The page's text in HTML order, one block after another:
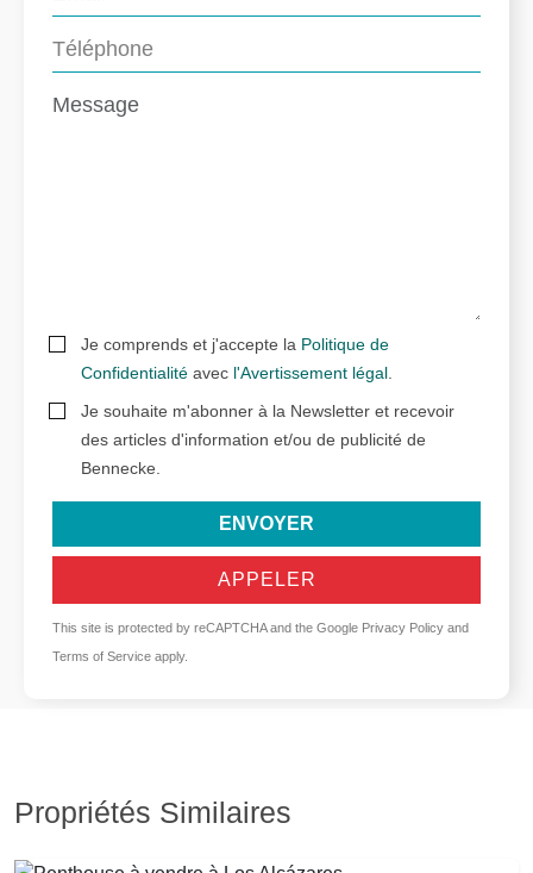
Je comprends et j'accepte la Politique de
Confidentialité avec l'Avertissement légal
Je souhaite m'abonner à la Newsletter et recevoir
des articles d'information et/ou de publicité de
Bennecke.
ENVOYER
APPELER
This site is protected by reCAPTCHA and the Google Privacy Policy and
Terms of Service apply.
Propriétés Similaires